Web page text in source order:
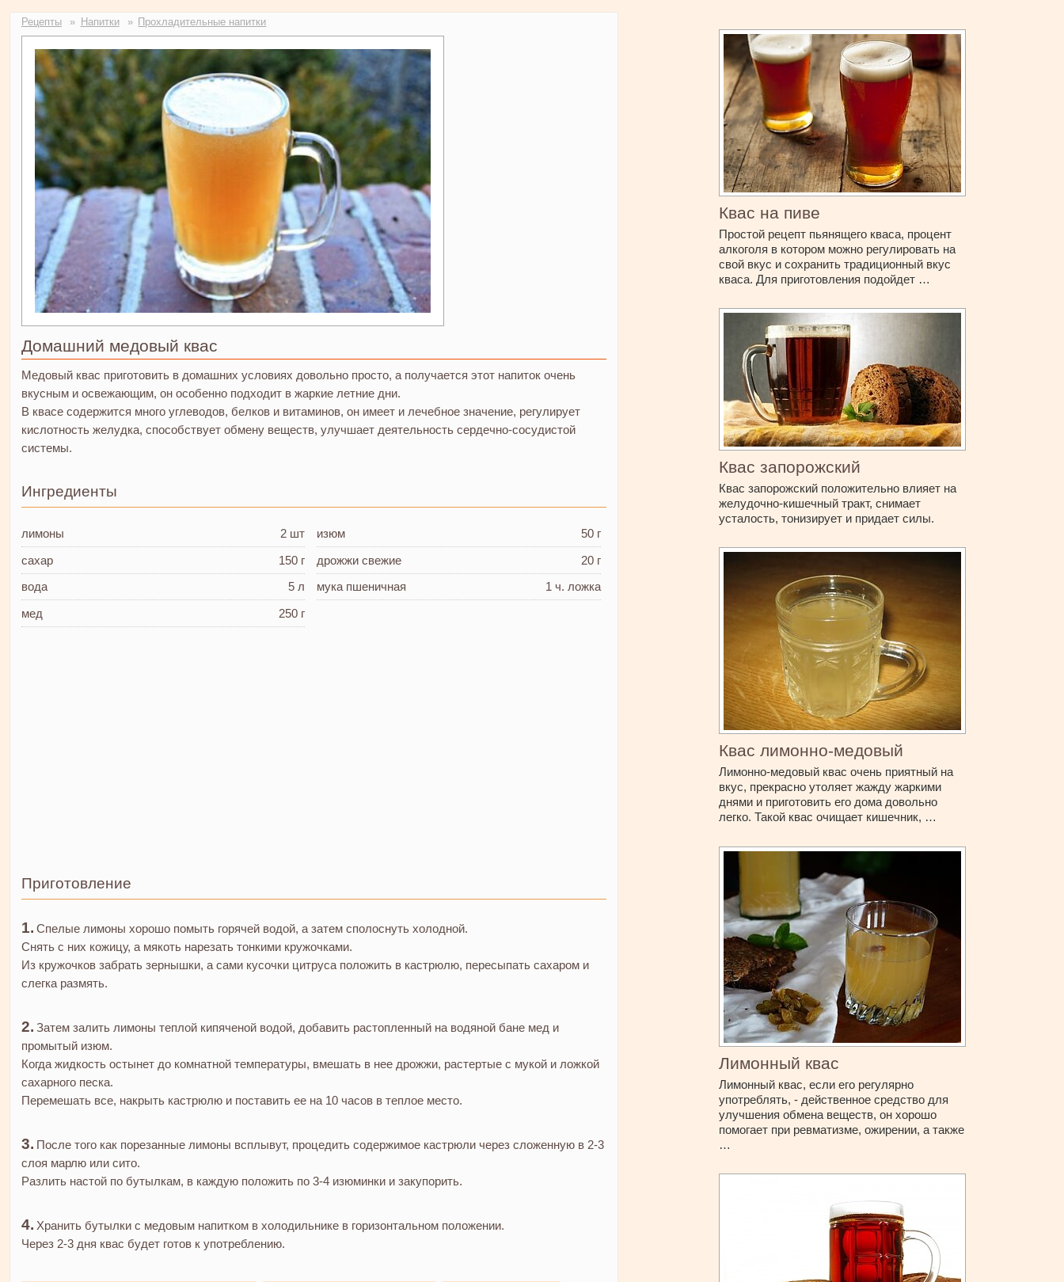
Рецепты Напитки Прохладительные напитки
Домашний медовый квас
Медовый квас приготовить в домашних условиях довольно просто, а получается этот напиток очень
вкусным и освежающим, он особенно подходит в жаркие летние дни.
В квасе содержится много углеводов, белков и витаминов, он имеет и лечебное значение, регулирует
кислотность желудка, способствует обмену веществ, улучшает деятельность сердечно-сосудистой
системы.
Ингредиенты
лимоны
2 шт
сахар
150 г
вода
5 л
мед
250 г
изюм
50 г
дрожжи свежие
20 г
мука пшеничная
1 ч. ложка
Приготовление
Спелые лимоны хорошо помыть горячей водой, а затем сполоснуть холодной.
Снять с них кожицу, а мякоть нарезать тонкими кружочками.
Из кружочков забрать зернышки, а сами кусочки цитруса положить в кастрюлю, пересыпать сахаром и
слегка размять.
Затем залить лимоны теплой кипяченой водой, добавить растопленный на водяной бане мед и
промытый изюм.
Когда жидкость остынет до комнатной температуры, вмешать в нее дрожжи, растертые с мукой и ложкой
сахарного песка.
Перемешать все, накрыть кастрюлю и поставить ее на 10 часов в теплое место.
После того как порезанные лимоны всплывут, процедить содержимое кастрюли через сложенную в 2-3
слоя марлю или сито.
Разлить настой по бутылкам, в каждую положить по 3-4 изюминки и закупорить.
Хранить бутылки с медовым напитком в холодильнике в горизонтальном положении.
Через 2-3 дня квас будет готов к употреблению.
Квас на пиве
Простой рецепт пьянящего кваса, процент
алкоголя в котором можно регулировать на
свой вкус и сохранить традиционный вкус
кваса. Для приготовления подойдет …
Квас запорожский
Квас запорожский положительно влияет на
желудочно-кишечный тракт, снимает
усталость, тонизирует и придает силы.
Квас лимонно-медовый
Лимонно-медовый квас очень приятный на
вкус, прекрасно утоляет жажду жаркими
днями и приготовить его дома довольно
легко. Такой квас очищает кишечник, …
Лимонный квас
Лимонный квас, если его регулярно
употреблять, - действенное средство для
улучшения обмена веществ, он хорошо
помогает при ревматизме, ожирении, а также
…